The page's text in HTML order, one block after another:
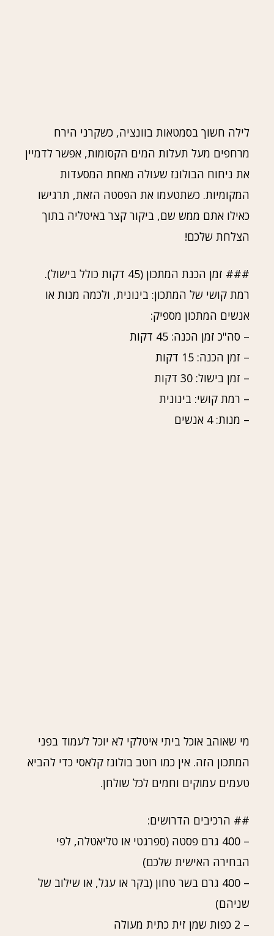
לילה חשוך בסמטאות בוונציה, כשקרני הירח
מרחפים מעל תעלות המים הקסומות, אפשר לדמיין
את ניחוח הבולונז שעולה מאחת המסעדות
המקומיות. כשתטעמו את הפסטה הזאת, תרגישו
כאילו אתם ממש שם, ביקור קצר באיטליה בתוך
הצלחת שלכם!
### זמן הכנת המתכון (45 דקות כולל בישול).
רמת קושי של המתכון: בינונית, ולכמה מנות או
אנשים המתכון מספיק:
– סה"כ זמן הכנה: 45 דקות
– זמן הכנה: 15 דקות
– זמן בישול: 30 דקות
– רמת קושי: בינונית
– מנות: 4 אנשים
מי שאוהב אוכל ביתי איטלקי לא יוכל לעמוד בפני
המתכון הזה. אין כמו רוטב בולונז קלאסי כדי להביא
טעמים עמוקים וחמים לכל שולחן.
## הרכיבים הדרושים:
– 400 גרם פסטה (ספרגטי או טליאטלה, לפי
הבחירה האישית שלכם)
– 400 גרם בשר טחון (בקר או עגל, או שילוב של
שניהם)
– 2 כפות שמן זית כתית מעולה